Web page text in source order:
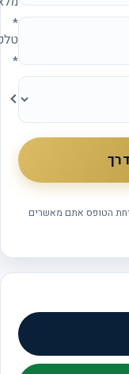
טלפון
*
הטופס אתם מאשרים